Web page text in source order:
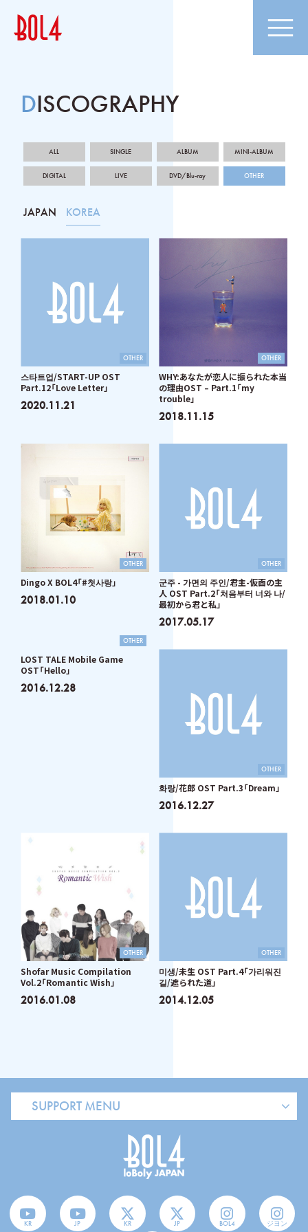
DISCOGRAPHY
ALL SINGLE ALBUM MINI-ALBUM
DIGITAL LIVE DVD/Blu-ray OTHER
JAPAN KOREA
OTHER
스타트업/START-UP OST
Part.12「Love Letter」
2020.11.21
OTHER
WHY:あなたが恋人に振られた本当
の理由OST – Part.1「my
trouble」
2018.11.15
OTHER
Dingo X BOL4「#첫사랑」
2018.01.10
OTHER
군주 - 가면의 주인/君主-仮面の主
人 OST Part.2「처음부터 너와 나/
最初から君と私」
2017.05.17
OTHER
LOST TALE Mobile Game
OST「Hello」
2016.12.28
OTHER
화랑/花郎 OST Part.3「Dream」
2016.12.27
OTHER
Shofar Music Compilation
Vol.2「Romantic Wish」
2016.01.08
OTHER
미생/未生 OST Part.4「가리워진
길/遮られた道」
2014.12.05
SUPPORT MENU
KR JP KR JP BOL4 ジヨン